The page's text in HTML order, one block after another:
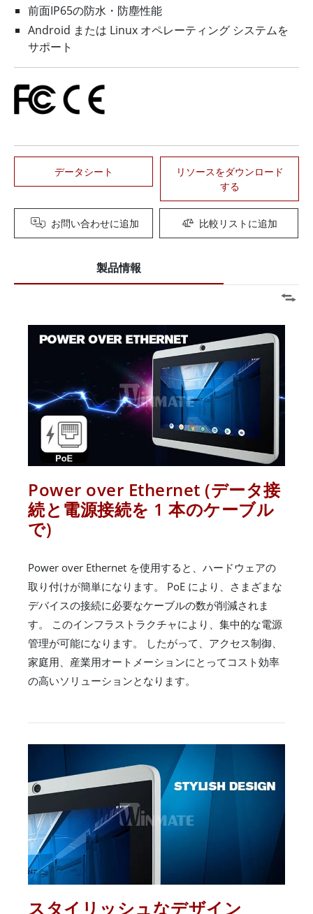
前面IP65の防水・防塵性能
Android または Linux オペレーティング システムを
サポート
データシート
リソースをダウンロード
する
お問い合わせに追加 比較リストに追加
製品情報
Power over Ethernet (データ接
続と電源接続を 1 本のケーブル
で)
Power over Ethernet を使用すると、ハードウェアの
取り付けが簡単になります。 PoE により、さまざまな
デバイスの接続に必要なケーブルの数が削減されま
す。 このインフラストラクチャにより、集中的な電源
管理が可能になります。 したがって、アクセス制御、
家庭用、産業用オートメーションにとってコスト効率
の高いソリューションとなります。
スタイリッシュなデザイン